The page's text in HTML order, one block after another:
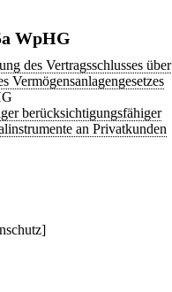
WpHG
des Vertragsschlusses
Vermögensanlagengesetzes
berücksichtigungsfähiger
an Privatkunden
]